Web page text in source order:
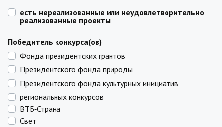
есть нереализованные или неудовлетворительно
реализованные проекты
Победитель конкурса(ов)
Фонда президентских грантов
Президентского фонда природы
Президентского фонда культурных инициатив
региональных конкурсов
ВТБ‑Страна
Свет